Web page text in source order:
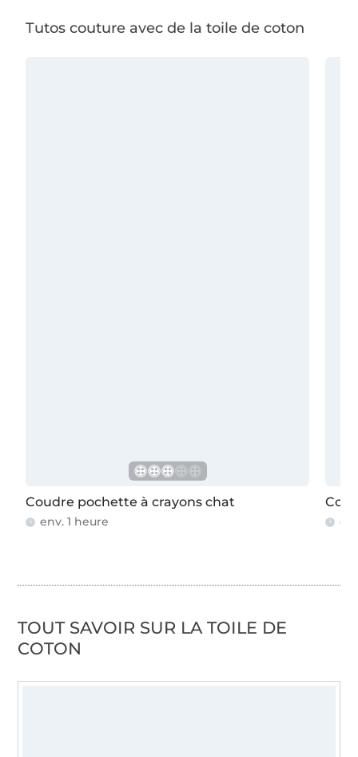
Tutos couture avec de la toile de coton
Coudre pochette à crayons chat
env. 1 heure
TOUT SAVOIR SUR LA TOILE DE
COTON